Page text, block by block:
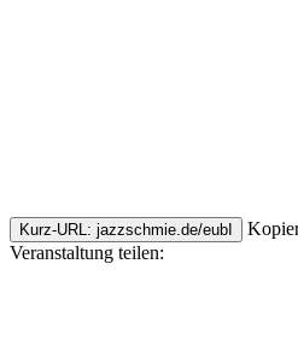
Kurz-URL: jazzschmie.de/eubI
Veranstaltung teilen: